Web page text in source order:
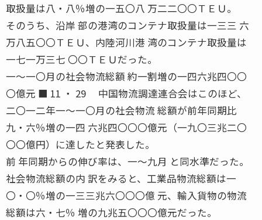
取扱量は八・八％増の一五〇八 万二二〇〇ＴＥＵ。
そのうち、沿岸 部の港湾のコンテナ取扱量は一三三 六
万八五〇〇ＴＥＵ、内陸河川港 湾のコンテナ取扱量は
一七一万三七 〇〇ＴＥＵだった。
一〜一〇月の社会物流総額 約一割増の一四六兆四〇〇
〇億元 ■ 11 ・ 29 中国物流調達連合会はこのほど、
二〇一二年一〜一〇月の社会物流 総額が前年同期比
九・六％増の一四 六兆四〇〇〇億元（一九〇三兆二〇
〇〇億円）に達したと発表した。
前 年同期からの伸び率は、一〜九月 と同水準だった。
社会物流総額の内 訳をみると、工業品物流総額は一
〇・〇％増の一三三兆六〇〇〇億 元、輸入貨物の物流
総額は六・七％ 増の九兆五〇〇〇億元だった。